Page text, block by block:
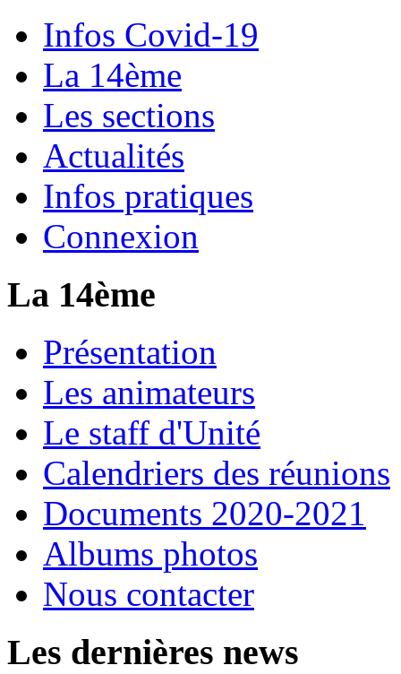
Infos Covid-19
La 14ème
Les sections
Actualités
Infos pratiques
Connexion
La 14ème
Présentation
Les animateurs
Le staff d'Unité
Calendriers des réunions
Documents 2020-2021
Albums photos
Nous contacter
Les dernières news